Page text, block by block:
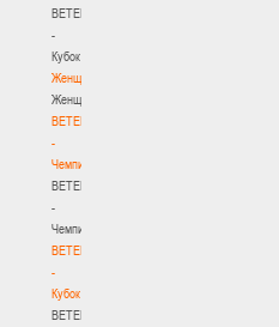
BETERA
-
Кубок
Женщины
Женщины
BETERA
-
Чемпионат
BETERA
-
Чемпионат
BETERA
-
Кубок
BETERA